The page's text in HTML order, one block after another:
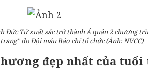
Đức Tứ xuất sắc trở thành Á quân 2 chương
do Đội máu Báo chí tổ chức (Ảnh: NVCC)
đẹp nhất của tuổi